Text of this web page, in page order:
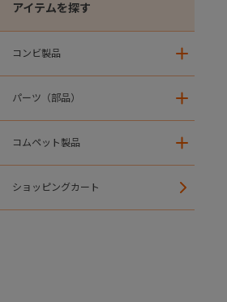
アイテムを探す
コンビ製品
パーツ（部品）
コムペット製品
ショッピングカート